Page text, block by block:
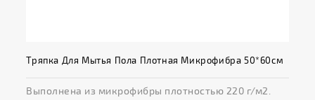
Тряпка Для Мытья Пола Плотная Микрофибра 50*60см
Выполнена из микрофибры плотностью 220 г/м2.